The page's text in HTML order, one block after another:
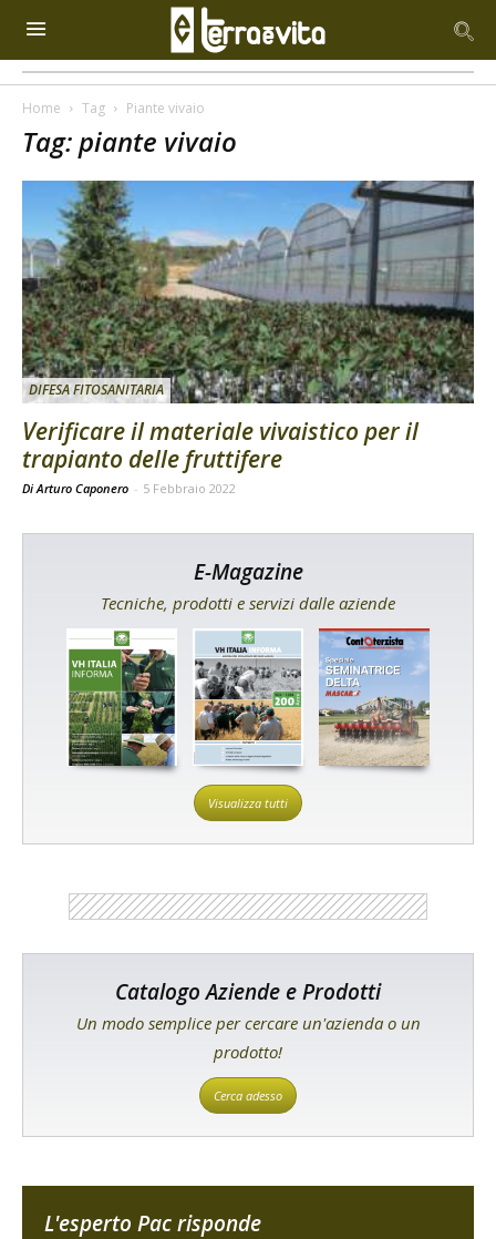
Home Tag Piante vivaio
Tag: piante vivaio
DIFESA FITOSANITARIA
Verificare il materiale vivaistico per il
trapianto delle fruttifere
Di Arturo Caponero - 5 Febbraio 2022
E-Magazine
Tecniche, prodotti e servizi dalle aziende
Visualizza tutti
Catalogo Aziende e Prodotti
Un modo semplice per cercare un'azienda o un
prodotto!
Cerca adesso
L'esperto Pac risponde